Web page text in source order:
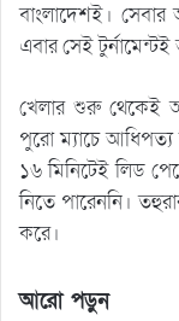
বাংলাদেশই।
এবার সেই
খেলার শুরু থেকেই
পুরো ম্যাচে আধিপত্য
১৬ মিনিটেই লিড
নিতে পারেননি।
করে।
আরো পড়ুন